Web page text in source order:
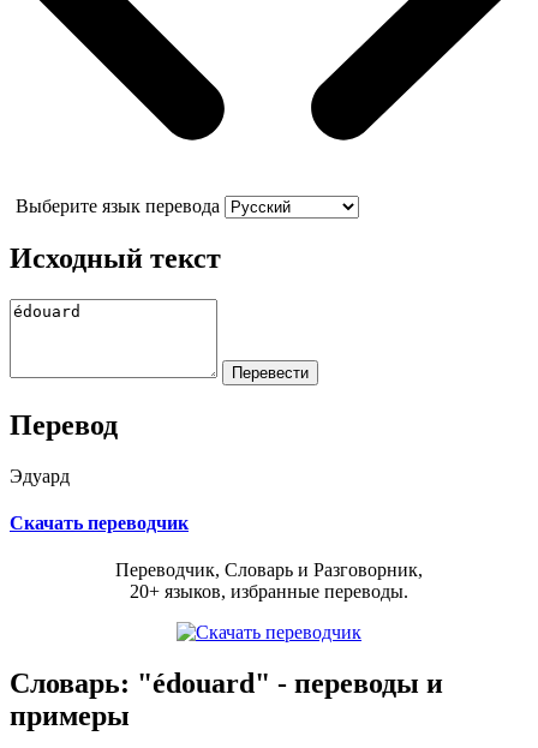
Выберите язык перевода
Исходный текст
Перевод
Эдуард
Скачать переводчик
Переводчик, Словарь и Разговорник,
20+ языков, избранные переводы.
Словарь: "édouard" - переводы и
примеры